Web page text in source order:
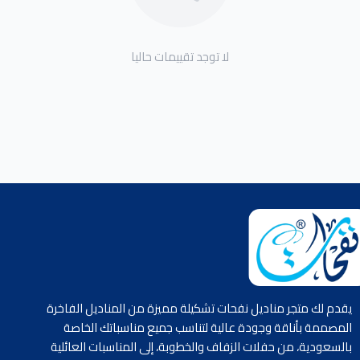
الاستخدام في الأماكن الرسمية والكبيرة.
لماذا تختار مناديل نفحات 600 منديل؟
والرسمية.
عبوات اقتصادية تكفي لفترات طويلة.
سوفت الآن، واستمتع بنظافة فائقة ونعومة لا تضاهى مع
عبوات كبيرة تدوم طويلاً، اطلبها اليوم وامنح نفسك وعائلتك تجربة
النظافة والفخامة التي تستحقونها.
لا توجد تقييمات حاليا
متجر مناديل نفحات
يقدم لك متجر مناديل نفحات تشكيلة مميزة من المناديل الفاخرة
المصممة بأناقة وجودة عالية لتناسب جميع مناسباتك الخاصة
بالسعودية، من حفلات الزفاف والخطوبة، إلى المناسبات العائلية